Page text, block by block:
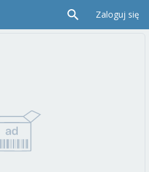
Zaloguj się